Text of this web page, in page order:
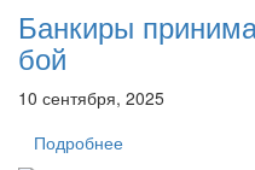
Банкиры
бой
10 сентября, 2025
Подробнее